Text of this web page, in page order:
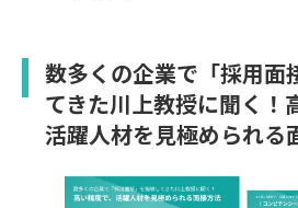
数多くの企業で「採用面
てきた川上教授に聞く！
活躍人材を見極められる